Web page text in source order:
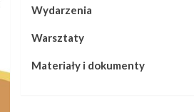
Wydarzenia
Warsztaty
Materiały i dokumenty